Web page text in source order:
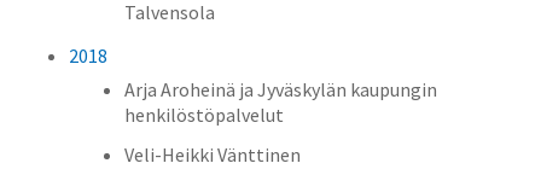
Talvensola
2018
Arja Aroheinä ja Jyväskylän kaupungin
henkilöstöpalvelut
Veli-Heikki Vänttinen